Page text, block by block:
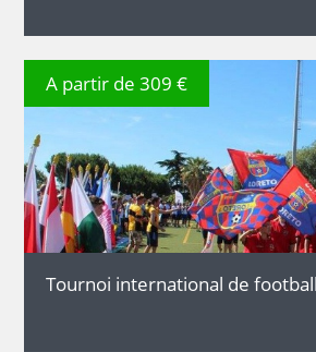
A partir de 309 €
DÉTAILS
Tournoi international de